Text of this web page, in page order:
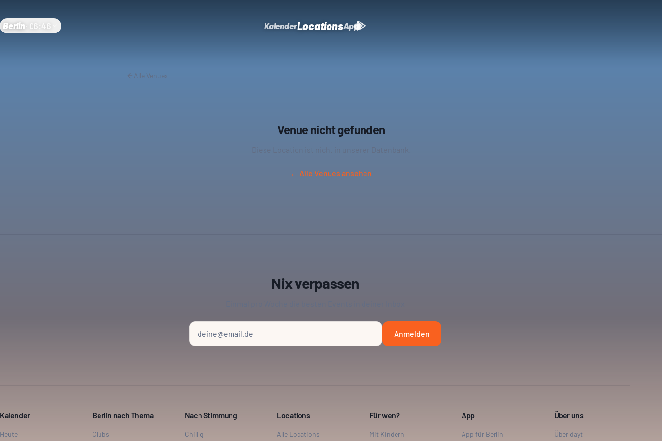
Berlin 06:46 KalenderLocationsApp
Alle Venues
Venue nicht gefunden
Diese Location ist nicht in unserer Datenbank.
← Alle Venues ansehen
Nix verpassen
Anmelden
Kalender
Heute
Berlin nach Thema
Clubs
Nach Stimmung
Chillig
Locations
Alle Locations
Für wen?
Mit Kindern
App
App für Berlin
Über uns
Über dayt